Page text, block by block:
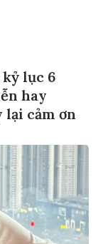
lục 6
hay
cảm ơn